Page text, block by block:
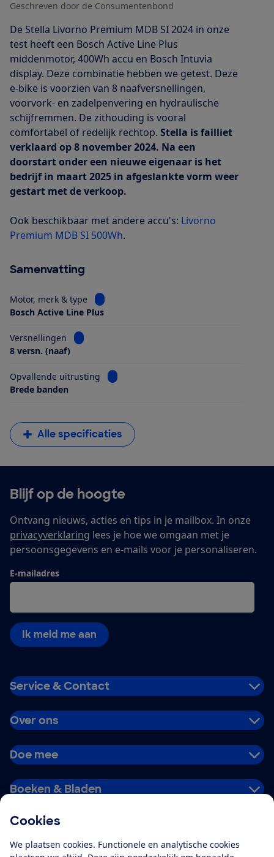
Cookies
We plaatsen cookies. Functionele en analytische cookies
Geschreven door de Consumentenbond
De Stella Livorno Premium MDB SI 2024 in onze
test heeft een Bosch Active Line Plus
middenmotor, 400Wh accu en Bosch Intuvia
display. Deze combinatie hebben we getest. Deze
e-bike is voorzien van 8 naafversnellingen,
voorvork- en zadelpenvering en hydraulische
schijfremmen. De zithouding is vooral
comfortabel of redelijk rechtop. Stella is failliet
verklaard op 8 november 2024. Na een
doorstart onder een nieuwe eigenaar is het
bedrijf in maart 2025 in afgeslankte vorm weer
gestart met de verkoop.
Ook beschikbaar met andere accu's: Livorno
Premium MDB SI 500Wh.
Samenvatting
Motor, merk & type
Bekijk informatie voor Motor, merk & type
Bosch Active Line Plus
Versnellingen
Bekijk informatie voor Versnellingen
8 versn. (naaf)
Opvallende uitrusting
Bekijk informatie voor Opvallende
Brede banden
Alle specificaties
Blijf op de hoogte
Ontvang nieuws, acties en tips in je mailbox. In onze
privacyverklaring lees je hoe we omgaan met je
persoonsgegevens en e-mails voor je personaliseren.
E-mailadres
Ik meld me aan
Service & Contact
Over ons
Doe mee
Boeken & Bladen